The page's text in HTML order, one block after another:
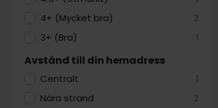
4+ (Mycket bra) 2
3+ (Bra) 1
Avstånd till din hemadress
Centralt 1
Nära strand 2